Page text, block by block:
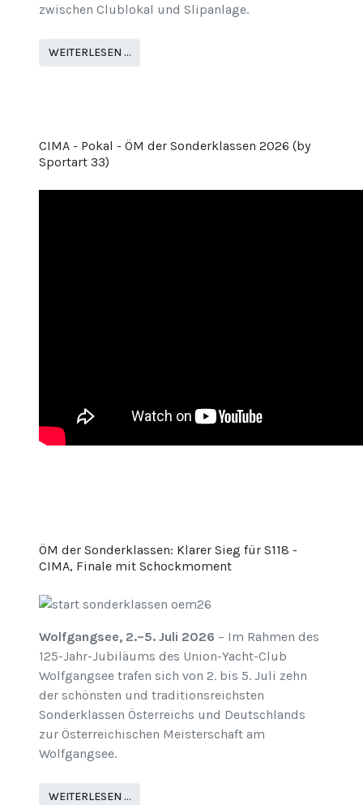
zwischen Clublokal und Slipanlage.
WEITERLESEN …
CIMA - Pokal - ÖM der Sonderklassen 2026 (by
Sportart 33)
ÖM der Sonderklassen: Klarer Sieg für S118 -
CIMA, Finale mit Schockmoment
Wolfgangsee, 2.–5. Juli 2026 – Im Rahmen des
125-Jahr-Jubiläums des Union-Yacht-Club
Wolfgangsee trafen sich von 2. bis 5. Juli zehn
der schönsten und traditionsreichsten
Sonderklassen Österreichs und Deutschlands
zur Österreichischen Meisterschaft am
Wolfgangsee.
WEITERLESEN …